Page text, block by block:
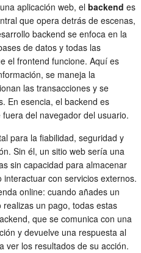
aplicación web, el backend es
que opera detrás de escenas,
backend se enfoca en la
de datos y todas las
el frontend funcione. Aquí es
se maneja la
las transacciones y se
En esencia, el backend es
del navegador del usuario.
para la fiabilidad, seguridad y
Sin él, un sitio web sería una
sin capacidad para almacenar
con servicios externos.
online: cuando añades un
un pago, todas estas
que se comunica con una
y devuelve una respuesta al
ver los resultados de su acción.